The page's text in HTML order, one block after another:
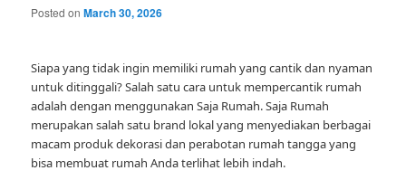
Posted onMarch 30, 2026
Siapa yang tidak ingin memiliki rumah yang cantik dan nyaman
untuk ditinggali? Salah satu cara untuk mempercantik rumah
adalah dengan menggunakan Saja Rumah. Saja Rumah
merupakan salah satu brand lokal yang menyediakan berbagai
macam produk dekorasi dan perabotan rumah tangga yang
bisa membuat rumah Anda terlihat lebih indah.